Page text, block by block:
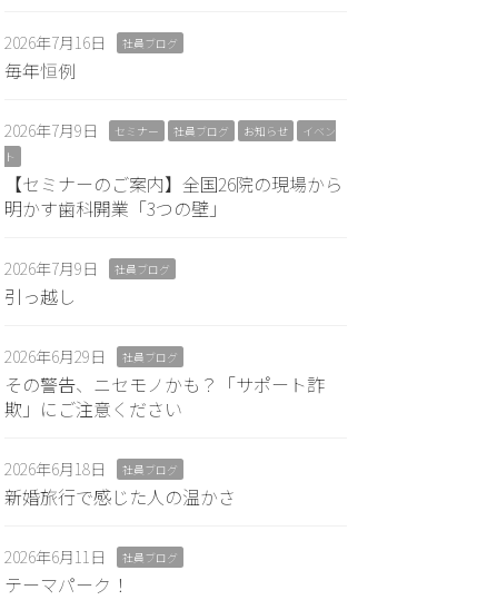
2026年7月16日 社員ブログ
毎年恒例
2026年7月9日 セミナー 社員ブログ お知らせ
イベン
ト
【セミナーのご案内】全国26院の現場から
明かす歯科開業「3つの壁」
2026年7月9日 社員ブログ
引っ越し
2026年6月29日 社員ブログ
その警告、ニセモノかも？「サポート詐
欺」にご注意ください
2026年6月18日 社員ブログ
新婚旅行で感じた人の温かさ
2026年6月11日 社員ブログ
テーマパーク！